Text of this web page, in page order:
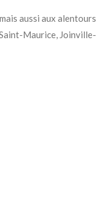
aussi aux alentours
Maurice, Joinville-